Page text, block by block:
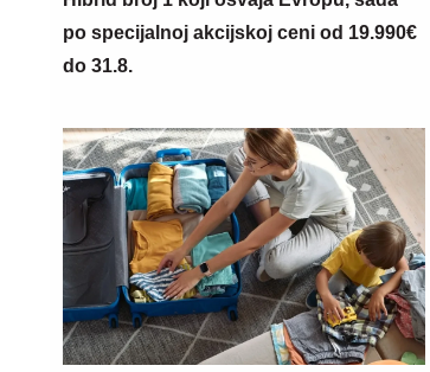
po specijalnoj akcijskoj ceni od 19.990€
do 31.8.